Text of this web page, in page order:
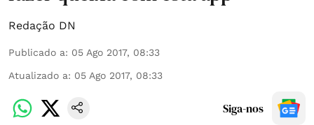
Redação DN
Publicado a: 05 Ago 2017, 08:33
Atualizado a: 05 Ago 2017, 08:33
Siga-nos